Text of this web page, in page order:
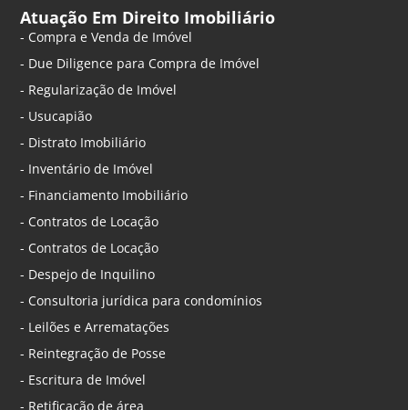
Atuação Em Direito Imobiliário
- Compra e Venda de Imóvel
- Due Diligence para Compra de Imóvel
- Regularização de Imóvel
- Usucapião
- Distrato Imobiliário
- Inventário de Imóvel
- Financiamento Imobiliário
- Contratos de Locação
- Contratos de Locação
- Despejo de Inquilino
- Consultoria jurídica para condomínios
- Leilões e Arrematações
- Reintegração de Posse
- Escritura de Imóvel
- Retificação de área